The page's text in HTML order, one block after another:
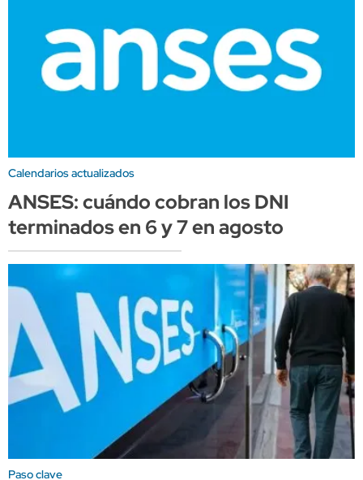
Calendarios actualizados
ANSES: cuándo cobran los DNI
terminados en 6 y 7 en agosto
Paso clave